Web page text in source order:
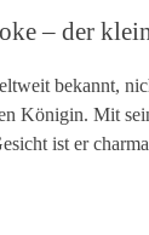
– der
bekannt,
Königin. Mit
ist er